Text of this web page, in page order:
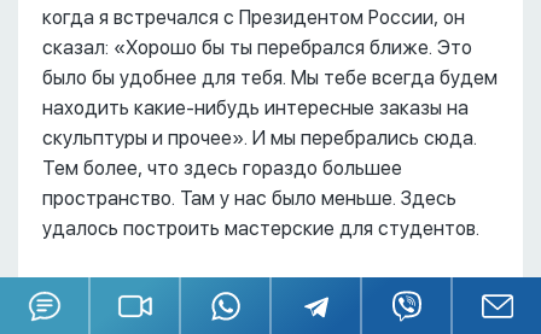
когда я встречался с Президентом России, он
сказал: «Хорошо бы ты перебрался ближе. Это
было бы удобнее для тебя. Мы тебе всегда будем
находить какие-нибудь интересные заказы на
скульптуры и прочее». И мы перебрались сюда.
Тем более, что здесь гораздо большее
пространство. Там у нас было меньше. Здесь
удалось построить мастерские для студентов.
Катя:
Это место просто совершенно
фантастическое.